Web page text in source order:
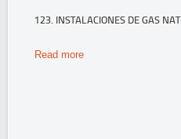
123. INSTALACIONES DE GAS
Read more